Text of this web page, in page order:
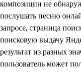
композиции не
послушать песню
запросе, страница
поисковую выдачу
результат из разных
пользователь может